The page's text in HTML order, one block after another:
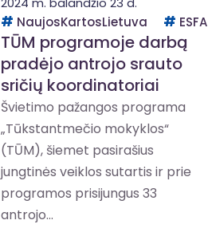
NaujosKartosLietuva
ESFA
TŪM programoje darbą
pradėjo antrojo srauto
sričių koordinatoriai
Švietimo pažangos programa
„Tūkstantmečio mokyklos“
(TŪM), šiemet pasirašius
jungtinės veiklos sutartis ir prie
programos prisijungus 33
antrojo...